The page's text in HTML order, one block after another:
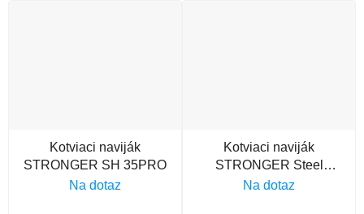
Kotviaci naviják
STRONGER SH 35PRO
Na dotaz
Kotviaci naviják
STRONGER Steel
Hands 10
Na dotaz